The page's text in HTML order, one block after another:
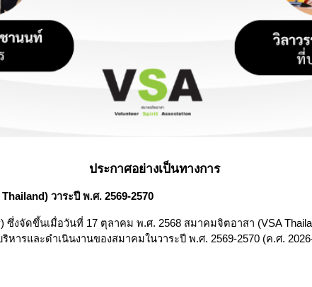
ประกาศอย่างเป็นทางการ
วาระปี พ.ศ. 2569-2570
งจัดขึ้นเมื่อวันที่ 17 ตุลาคม พ.ศ. 2568 สมาคมจิตอาสา (VSA
หารและดำเนินงานของสมาคมในวาระปี พ.ศ. 2569-2570 (ค.ศ.